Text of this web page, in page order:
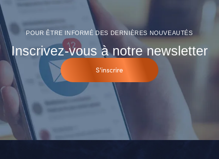
POUR ÊTRE INFORMÉ DES DERNIÈRES NOUVEAUTÉS
Inscrivez-vous à notre newsletter
S'inscrire